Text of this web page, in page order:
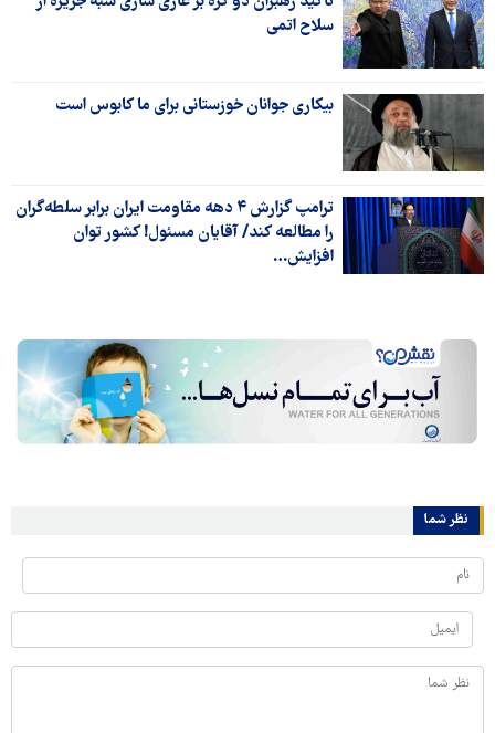
سلاح اتمی
بیکاری جوانان خوزستانی برای ما کابوس است
ترامپ گزارش ۴ دهه مقاومت ایران برابر سلطه‌گران
را مطالعه کند/ آقایان مسئول! کشور توان
افزایش…
نظر شما